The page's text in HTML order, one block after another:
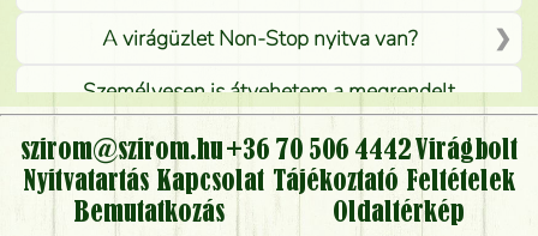
A virágüzlet Non-Stop nyitva van?
Személyesen is átvehetem a megrendelt
virágcsokrot, vagy csak virágküldéssel, kiszállítással
kérhető?
Vidékre is lehet rendelni?
szirom@szirom.hu +36 70 506 4442 Virágbolt
Nyitvatartás Kapcsolat Tájékoztató Feltételek
Bemutatkozás
Oldaltérkép